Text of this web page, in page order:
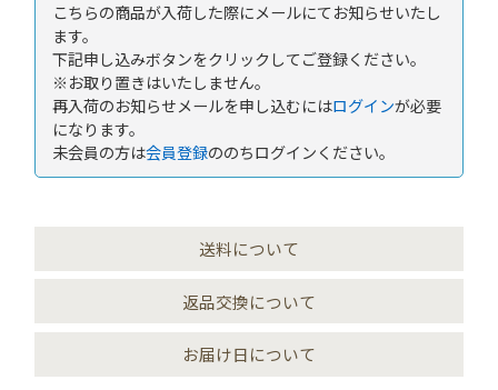
こちらの商品が入荷した際にメールにてお知らせいたし
ます。
下記申し込みボタンをクリックしてご登録ください。
※お取り置きはいたしません。
再入荷のお知らせメールを申し込むにはログインが必要
になります。
未会員の方は会員登録ののちログインください。
送料について
返品交換について
お届け日について